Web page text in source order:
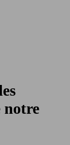
notre